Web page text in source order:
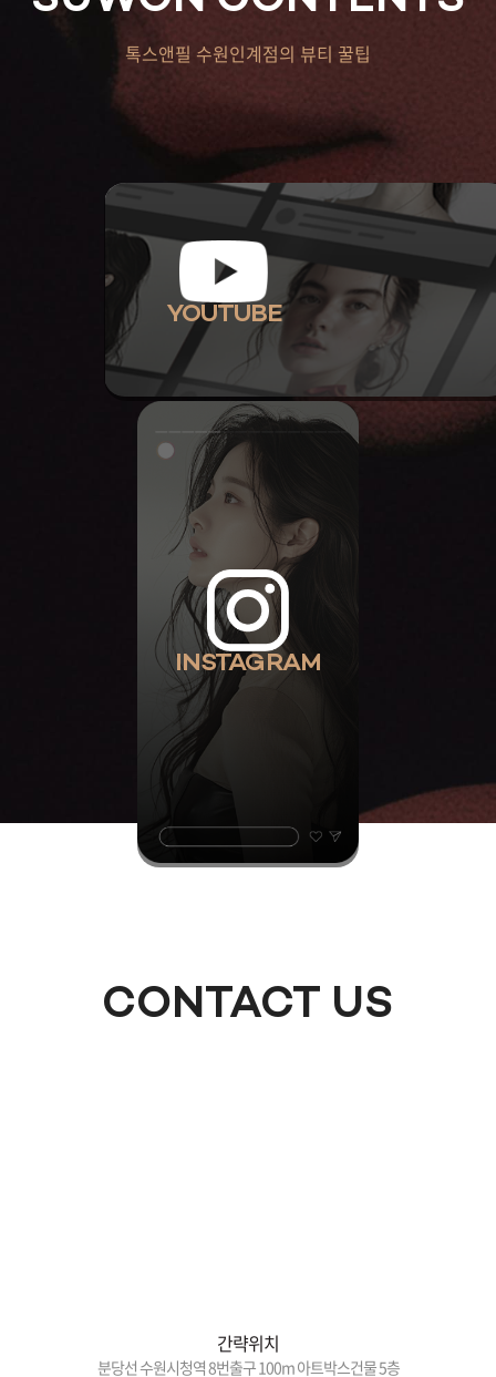
톡스앤필 수원인계점의 뷰티 꿀팁
YOUTUBE
INSTAGRAM
CONTACT US
간략위치
분당선 수원시청역 8번출구 100m 아트박스건물 5층